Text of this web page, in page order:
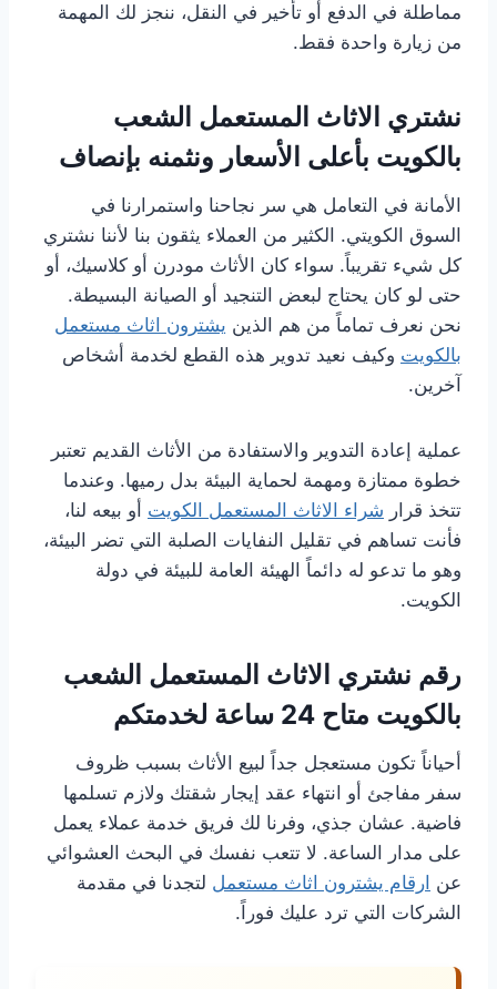
مماطلة في الدفع أو تأخير في النقل، ننجز لك المهمة
من زيارة واحدة فقط.
نشتري الاثاث المستعمل الشعب
بالكويت بأعلى الأسعار ونثمنه بإنصاف
الأمانة في التعامل هي سر نجاحنا واستمرارنا في
السوق الكويتي. الكثير من العملاء يثقون بنا لأننا نشتري
كل شيء تقريباً. سواء كان الأثاث مودرن أو كلاسيك، أو
حتى لو كان يحتاج لبعض التنجيد أو الصيانة البسيطة.
نحن نعرف تماماً من هم الذين يشترون اثاث مستعمل
بالكويت وكيف نعيد تدوير هذه القطع لخدمة أشخاص
آخرين.
عملية إعادة التدوير والاستفادة من الأثاث القديم تعتبر
خطوة ممتازة ومهمة لحماية البيئة بدل رميها. وعندما
تتخذ قرار شراء الاثاث المستعمل الكويت أو بيعه لنا،
فأنت تساهم في تقليل النفايات الصلبة التي تضر البيئة،
وهو ما تدعو له دائماً الهيئة العامة للبيئة في دولة
الكويت.
رقم نشتري الاثاث المستعمل الشعب
بالكويت متاح 24 ساعة لخدمتكم
أحياناً تكون مستعجل جداً لبيع الأثاث بسبب ظروف
سفر مفاجئ أو انتهاء عقد إيجار شقتك ولازم تسلمها
فاضية. عشان جذي، وفرنا لك فريق خدمة عملاء يعمل
على مدار الساعة. لا تتعب نفسك في البحث العشوائي
عن ارقام يشترون اثاث مستعمل لتجدنا في مقدمة
الشركات التي ترد عليك فوراً.